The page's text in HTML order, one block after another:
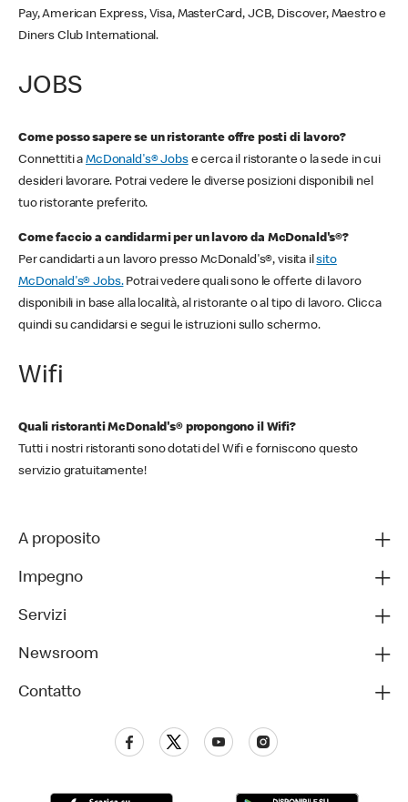
Pay, American Express, Visa, MasterCard, JCB, Discover, Maestro e
Diners Club International.
JOBS
Come posso sapere se un ristorante offre posti di lavoro?
Connettiti aMcDonald's® Jobse cerca il ristorante o la sede in cui
desideri lavorare. Potrai vedere le diverse posizioni disponibili nel
tuo ristorante preferito.
Come faccio a candidarmi per un lavoro da McDonald's®?
Per candidarti a un lavoro presso McDonald's®, visita ilsito
McDonald's® Jobs.Potrai vedere quali sono le offerte di lavoro
disponibili in base alla località, al ristorante o al tipo di lavoro. Clicca
quindi su candidarsi e segui le istruzioni sullo schermo.
Wifi
Quali ristoranti McDonald's® propongono il Wifi?
Tutti i nostri ristoranti sono dotati del Wifi e forniscono questo
servizio gratuitamente!
A proposito
Impegno
Servizi
Newsroom
Contatto